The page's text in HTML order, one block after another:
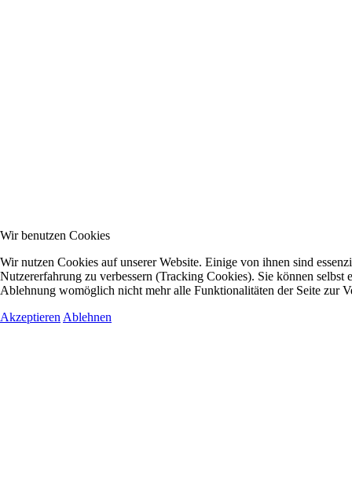
Wir benutzen Cookies
Wir nutzen Cookies auf unserer Website. Einige von ihnen sind
Nutzererfahrung zu verbessern (Tracking Cookies). Sie können selbst
Ablehnung womöglich nicht mehr alle Funktionalitäten der Seite zur
Akzeptieren Ablehnen